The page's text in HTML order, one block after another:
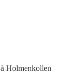
Holmenkollen